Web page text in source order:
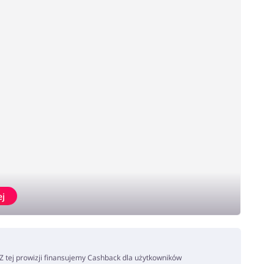
prowizji finansujemy Cashback dla użytkowników